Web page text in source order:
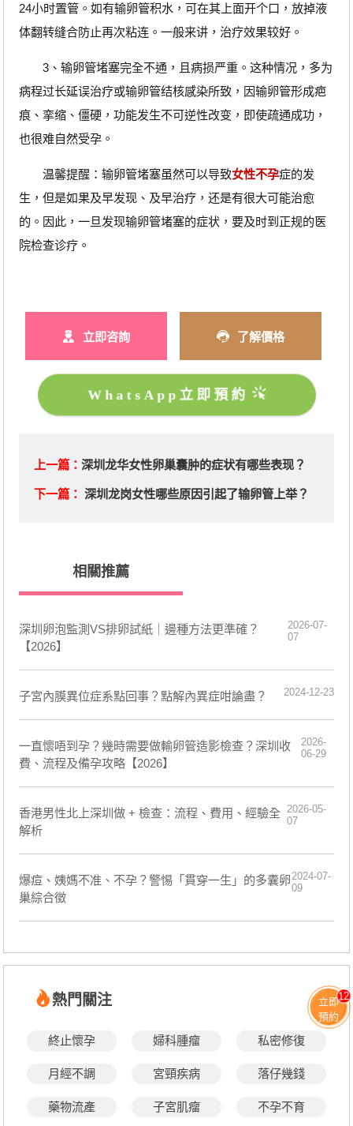
24小时置管。如有输卵管积水，可在其上面开个口，放掉液
体翻转缝合防止再次粘连。一般来讲，治疗效果较好。
3、输卵管堵塞完全不通，且病损严重。这种情况，多为
病程过长延误治疗或输卵管结核感染所致，因输卵管形成疤
痕、挛缩、僵硬，功能发生不可逆性改变，即使疏通成功，
也很难自然受孕。
温馨提醒：输卵管堵塞虽然可以导致女性不孕症的发
生，但是如果及早发现、及早治疗，还是有很大可能治愈
的。因此，一旦发现输卵管堵塞的症状，要及时到正规的医
院检查诊疗。
立即咨詢 了解價格
WhatsApp立即預約
上一篇： 深圳龙华女性卵巢囊肿的症状有哪些表现？
下一篇： 深圳龙岗女性哪些原因引起了输卵管上举？
相關推薦
深圳卵泡監測VS排卵試紙｜邊種方法更準確？
【2026】
2026-07-
07
子宮內膜異位症系點回事？點解內異症咁論盡？ 2024-12-23
一直懷唔到孕？幾時需要做輸卵管造影檢查？深圳收
費、流程及備孕攻略【2026】
2026-
06-29
香港男性北上深圳做 + 檢查：流程、費用、經驗全
解析
2026-05-
07
​爆痘、姨媽不准、不孕？警惕「貫穿一生」的多囊卵
巢綜合徵
2024-07-
09
熱門關注
終止懷孕 婦科腫瘤 私密修復
月經不調 宮頸疾病 落仔幾錢
藥物流產 子宮肌瘤 不孕不育
立即
預約
12